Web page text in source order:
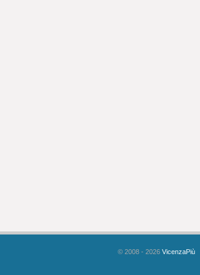
© 2008 - 2026 VicenzaPiù